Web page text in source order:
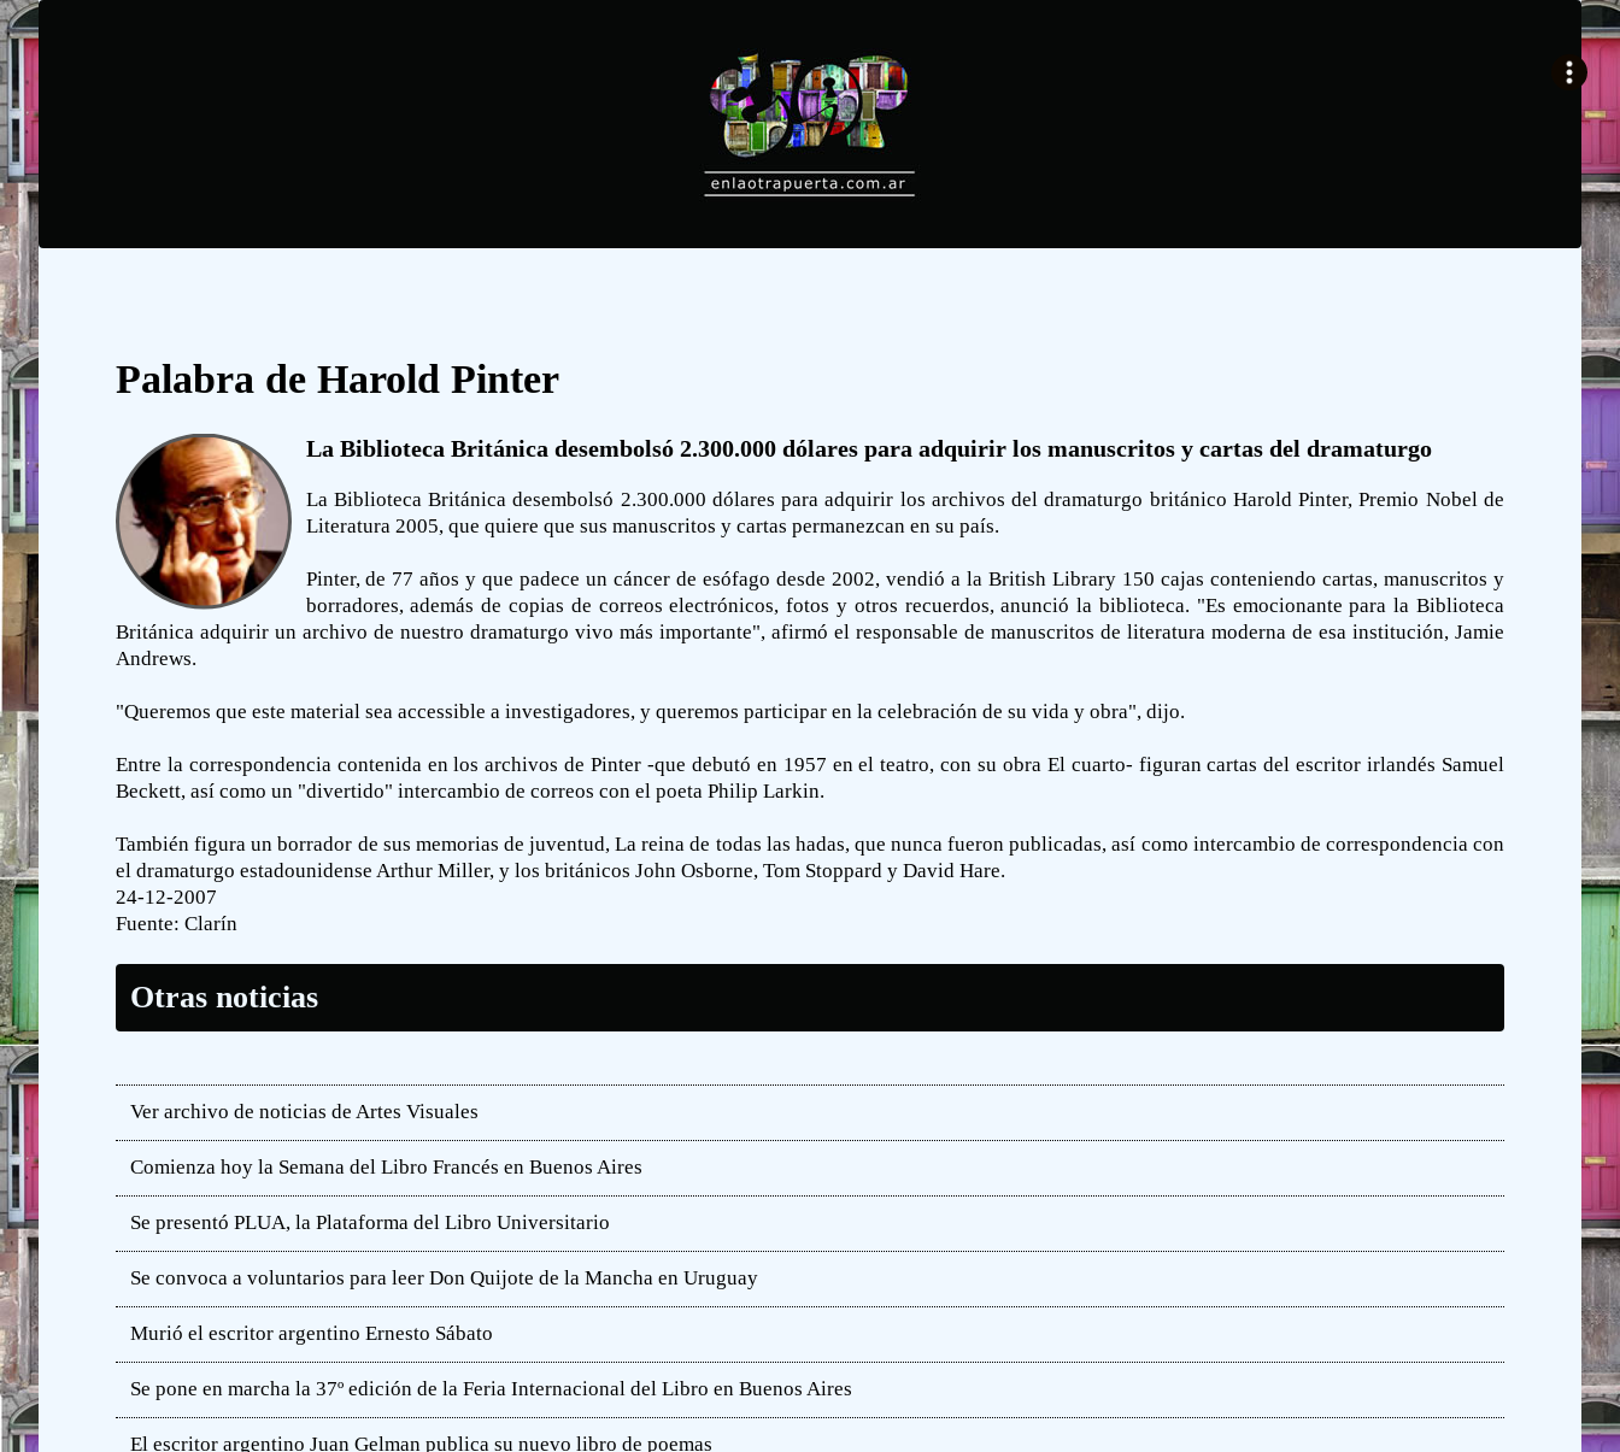
Palabra de Harold Pinter
La Biblioteca Británica desembolsó 2.300.000 dólares para adquirir los manuscritos y cartas del dramaturgo
La Biblioteca Británica desembolsó 2.300.000 dólares para adquirir los archivos del dramaturgo británico Harold Pinter, Premio Nobel de
Literatura 2005, que quiere que sus manuscritos y cartas permanezcan en su país.
Pinter, de 77 años y que padece un cáncer de esófago desde 2002, vendió a la British Library 150 cajas conteniendo cartas, manuscritos y
borradores, además de copias de correos electrónicos, fotos y otros recuerdos, anunció la biblioteca. "Es emocionante para la Biblioteca
Británica adquirir un archivo de nuestro dramaturgo vivo más importante", afirmó el responsable de manuscritos de literatura moderna de esa institución, Jamie
Andrews.
"Queremos que este material sea accessible a investigadores, y queremos participar en la celebración de su vida y obra", dijo.
Entre la correspondencia contenida en los archivos de Pinter -que debutó en 1957 en el teatro, con su obra El cuarto- figuran cartas del escritor irlandés Samuel
Beckett, así como un "divertido" intercambio de correos con el poeta Philip Larkin.
También figura un borrador de sus memorias de juventud, La reina de todas las hadas, que nunca fueron publicadas, así como intercambio de correspondencia con
el dramaturgo estadounidense Arthur Miller, y los británicos John Osborne, Tom Stoppard y David Hare.
24-12-2007
Fuente: Clarín
Otras noticias
Ver archivo de noticias de Artes Visuales
Comienza hoy la Semana del Libro Francés en Buenos Aires
Se presentó PLUA, la Plataforma del Libro Universitario
Se convoca a voluntarios para leer Don Quijote de la Mancha en Uruguay
Murió el escritor argentino Ernesto Sábato
Se pone en marcha la 37º edición de la Feria Internacional del Libro en Buenos Aires
El escritor argentino Juan Gelman publica su nuevo libro de poemas